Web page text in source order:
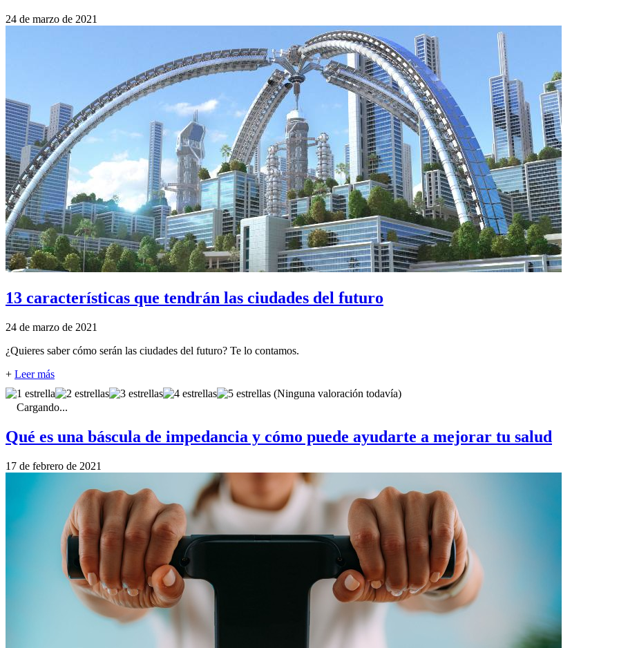
24 de marzo de 2021
13 características que tendrán las ciudades del futuro
24 de marzo de 2021
¿Quieres saber cómo serán las ciudades del futuro? Te lo contamos.
+ Leer más
(Ninguna valoración todavía)
Cargando...
Qué es una báscula de impedancia y cómo puede ayudarte a mejorar tu salud
17 de febrero de 2021